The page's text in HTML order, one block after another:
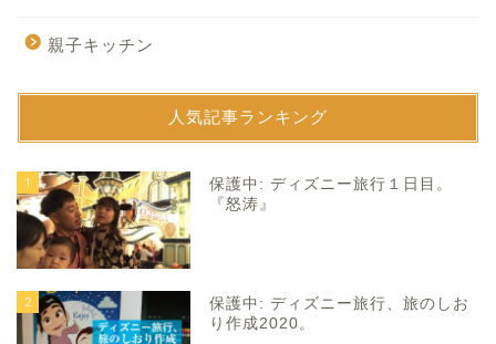
親子キッチン
人気記事ランキング
1
保護中: ディズニー旅行１日目。
『怒涛』
2
保護中: ディズニー旅行、旅のしお
り作成2020。